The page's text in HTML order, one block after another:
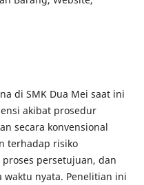
di SMK Dua Mei saat ini
akibat prosedur
secara konvensional
terhadap risiko
persetujuan, dan
waktu nyata. Penelitian ini